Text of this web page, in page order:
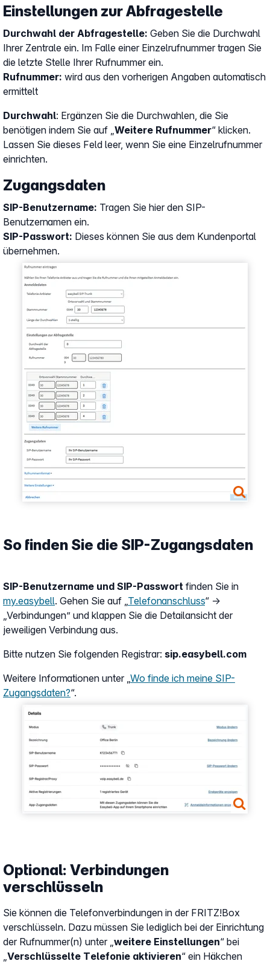
Show larger version
Einstellungen zur Abfragestelle
Durchwahl der Abfragestelle: Geben Sie die Durchwahl
Ihrer Zentrale ein. Im Falle einer Einzelrufnummer tragen Sie
die letzte Stelle Ihrer Rufnummer ein.
Rufnummer: wird aus den vorherigen Angaben automatisch
ermittelt
Durchwahl: Ergänzen Sie die Durchwahlen, die Sie
benötigen indem Sie auf „Weitere Rufnummer“ klicken.
Lassen Sie dieses Feld leer, wenn Sie eine Einzelrufnummer
einrichten.
Zugangsdaten
SIP-Benutzername: Tragen Sie hier den SIP-
Benutzernamen ein.
SIP-Passwort: Dieses können Sie aus dem Kundenportal
übernehmen.
So finden Sie die SIP-Zugangsdaten
Show larger version
SIP-Benutzername und SIP-Passwort finden Sie in
my.easybell. Gehen Sie auf „Telefonanschluss“ →
„Verbindungen” und klappen Sie die Detailansicht der
jeweiligen Verbindung aus.
Bitte nutzen Sie folgenden Registrar: sip.easybell.com
Weitere Informationen unter „Wo finde ich meine SIP-
Zugangsdaten?“.
Optional: Verbindungen
verschlüsseln
Sie können die Telefonverbindungen in der FRITZ!Box
verschlüsseln. Dazu müssen Sie lediglich bei der Einrichtung
der Rufnummer(n) unter „weitere Einstellungen“ bei
„Verschlüsselte Telefonie aktivieren“ ein Häkchen